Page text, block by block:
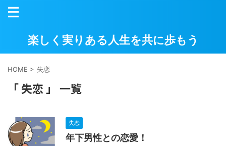
楽しく実りある人生を共に歩もう
HOME > 失恋
「 失恋 」 一覧
失恋
年下男性との恋愛！